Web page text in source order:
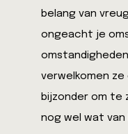
belang van
ongeacht je
verwelkomen ze
bijzonder om te
nog wel wat van